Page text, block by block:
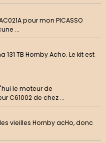
pour mon PICASSO
...
131 TB Hornby Acho. Le kit est
le moteur de
C61002 de chez ...
vieilles Hornby acHo, donc